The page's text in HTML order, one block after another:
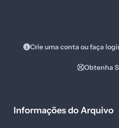
Crie uma conta ou faça
Obtenha
Informações do Arquivo